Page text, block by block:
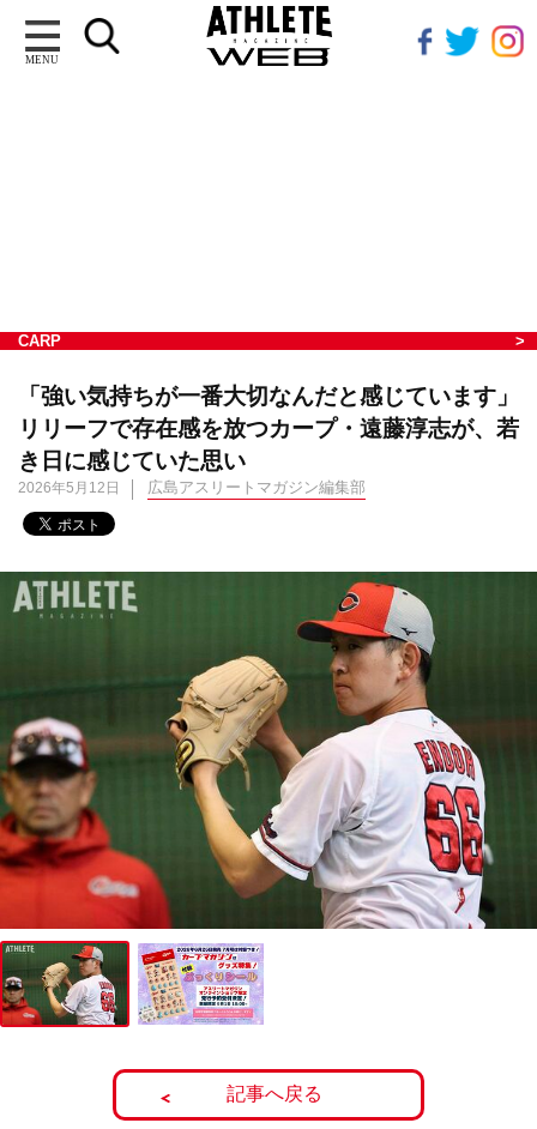
MENU
CARP
「強い気持ちが一番大切なんだと感じています」
リリーフで存在感を放つカープ・遠藤淳志が、若
き日に感じていた思い
2026年5月12日 広島アスリートマガジン編集部
記事へ戻る